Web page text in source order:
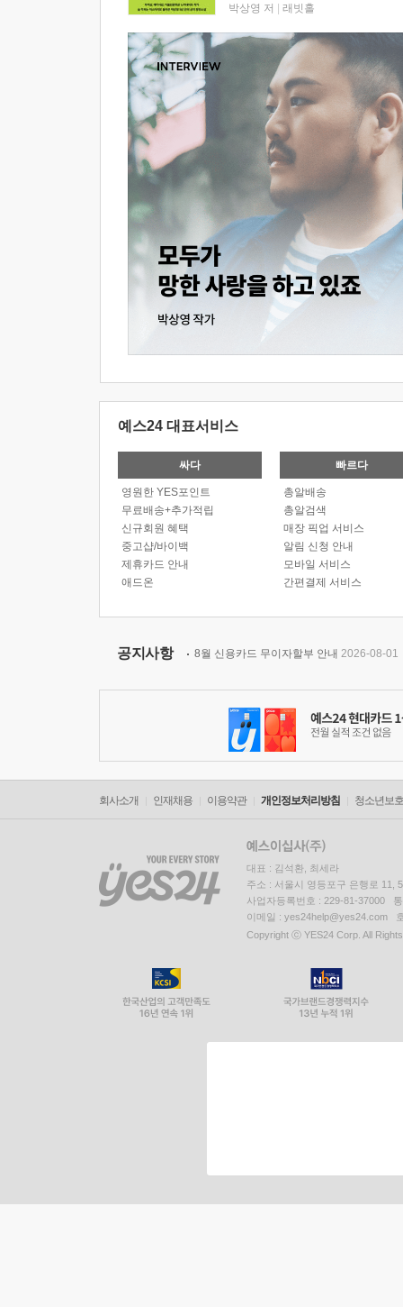
박상영 저 래빗홀
예스24 대표서비스
싸다
영원한 YES포인트
무료배송+추가적립
신규회원 혜택
중고샵/바이백
제휴카드 안내
애드온
빠르다
총알배송
총알검색
매장 픽업 서비스
알림 신청 안내
모바일 서비스
간편결제 서비스
공지사항 8월 신용카드 무이자할부 안내 2026-08-01
회사소개 인재채용 이용약관 개인정보처리방침 청소년보
대표 : 김석환, 최세라
주소 : 서울시 영등포구 은행로 11,
사업자등록번호 : 229-81-37000
이메일 : yes24help@yes24.com
Copyright ⓒ YES24 Corp. All